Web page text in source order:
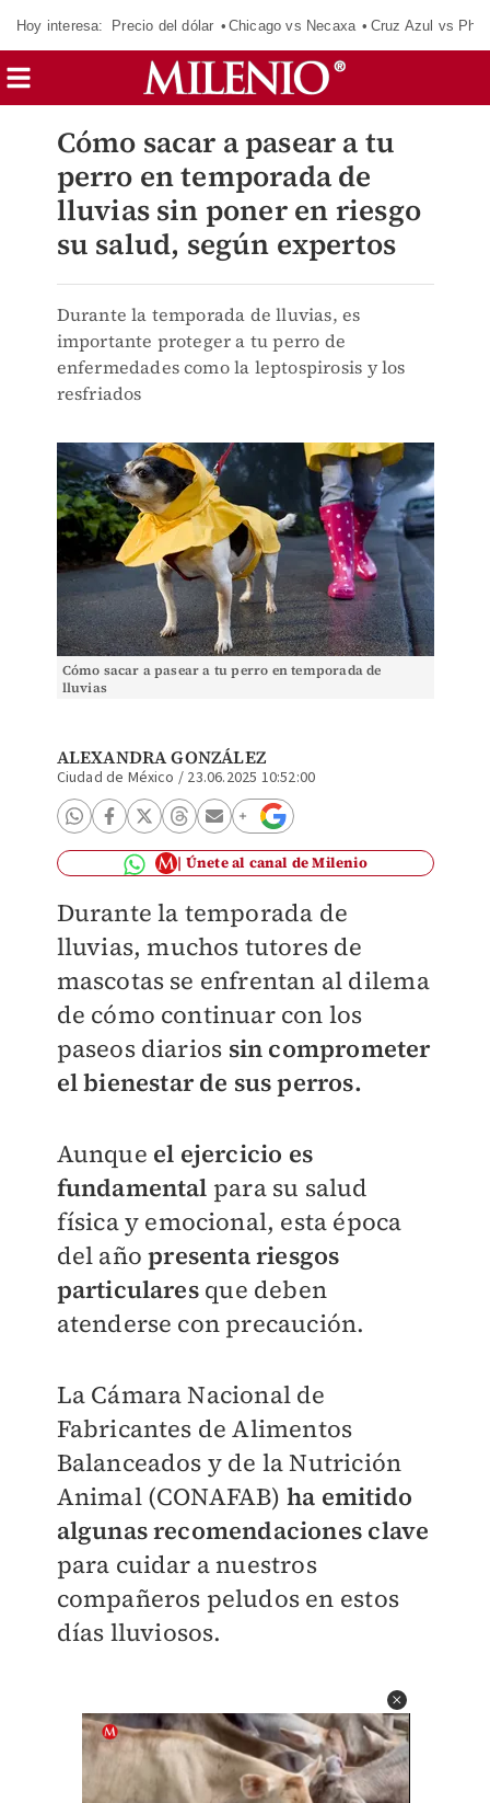
Hoy interesa: Precio del dólar Chicago vs Necaxa Cruz Azul vs
Cómo sacar a pasear a tu
perro en temporada de
lluvias sin poner en riesgo
su salud, según expertos
Durante la temporada de lluvias, es
importante proteger a tu perro de
enfermedades como la leptospirosis y los
resfriados
Cómo sacar a pasear a tu perro en temporada de
lluvias
ALEXANDRA GONZÁLEZ
Ciudad de México / 23.06.2025 10:52:00
Únete al canal de Milenio
Durante la temporada de
lluvias, muchos tutores de
mascotas se enfrentan al dilema
de cómo continuar con los
paseos diarios sin comprometer
el bienestar de sus perros.
Aunque el ejercicio es
fundamental para su salud
física y emocional, esta época
del añopresenta riesgos
particularesque deben
atenderse con precaución.
La Cámara Nacional de
Fabricantes de Alimentos
Balanceados y de la Nutrición
Animal (CONAFAB) ha emitido
algunas recomendaciones clave
para cuidar a nuestros
compañeros peludos en estos
días lluviosos.